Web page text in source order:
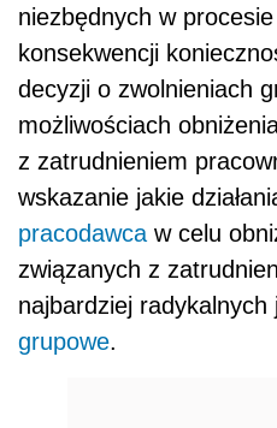
niezbędnych w
konsekwencji
decyzji o zwolnieniach
możliwościach
z zatrudnieniem
wskazanie jakie
pracodawca w celu
związanych z
najbardziej radykalnych
grupowe.